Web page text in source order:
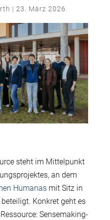
| 23. März 2026
steht im Mittelpunkt
an dem
Humanasmit Sitz in
beteiligt. Konkret geht es
Sensemaking-